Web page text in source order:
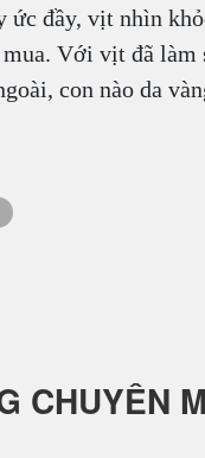
ức đầy, vịt nhìn
Với vịt đã làm
con nào da
CHUYÊN